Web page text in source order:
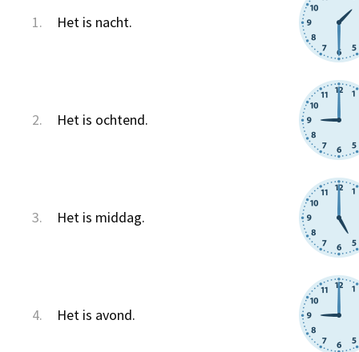
1. Het is nacht.
2. Het is ochtend.
3. Het is middag.
4. Het is avond.